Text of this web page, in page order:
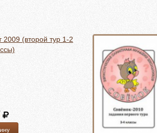
2009 (второй тур 1-2